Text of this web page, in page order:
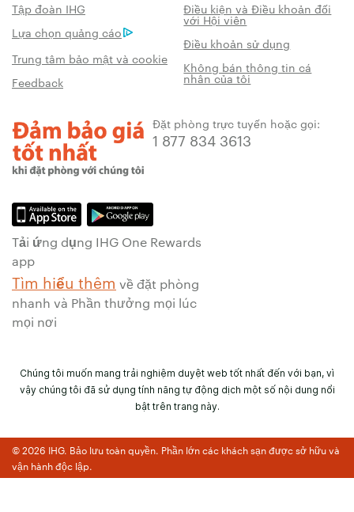
Tập đoàn IHG
Điều kiện và Điều khoản đối
với Hội viên
Lựa chọn quảng cáo
Điều khoản sử dụng
Trung tâm bảo mật và cookie
Không bán thông tin cá
nhân của tôi
Feedback
Đặt phòng trực tuyến hoặc gọi:
1 877 834 3613
Tải ứng dụng IHG One Rewards
app
Tìm hiểu thêm về đặt phòng
nhanh và Phần thưởng mọi lúc
mọi nơi
Chúng tôi muốn mang trải nghiệm duyệt web tốt nhất đến với bạn, vì
vậy chúng tôi đã sử dụng tính năng tự động dịch một số nội dung nổi
bật trên trang này.
© 2026 IHG. Bảo lưu toàn quyền. Phần lớn các khách sạn được sở hữu và
vận hành độc lập.